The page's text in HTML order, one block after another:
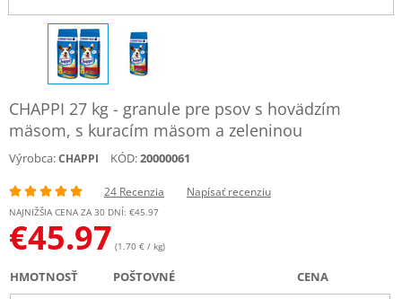
CHAPPI 27 kg - granule pre psov s hovädzím
mäsom, s kuracím mäsom a zeleninou
Výrobca:CHAPPI KÓD:20000061
24 Recenzia Napísať recenziu
NAJNIŽŠIA CENA ZA 30 DNÍ: €45.97
€45.97 (1.70 € / kg)
HMOTNOSŤ POŠTOVNÉ CENA